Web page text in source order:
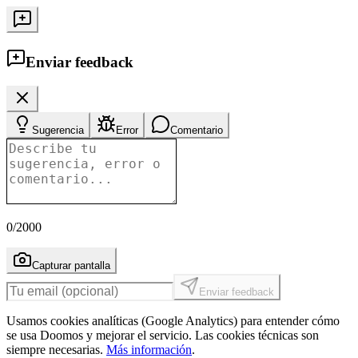
Enviar feedback
Sugerencia Error Comentario
0/2000
Capturar pantalla
Enviar feedback
Usamos cookies analíticas (Google Analytics) para entender cómo
se usa Doomos y mejorar el servicio. Las cookies técnicas son
siempre necesarias. Más información.